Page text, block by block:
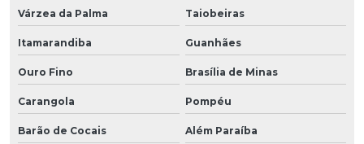
Várzea da Palma Taiobeiras
Itamarandiba Guanhães
Ouro Fino Brasília de Minas
Carangola Pompéu
Barão de Cocais Além Paraíba